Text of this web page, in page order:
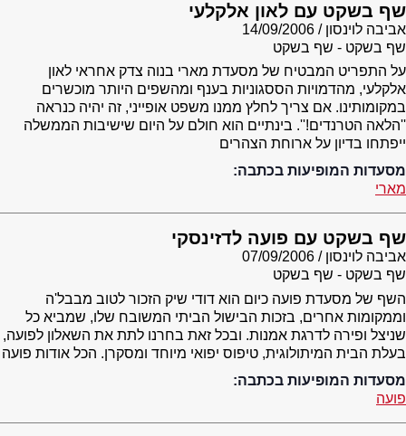
שף בשקט עם לאון אלקלעי
אביבה לוינסון
14/09/2006
שף בשקט - שף בשקט
על התפריט המבטיח של מסעדת מארי בנוה צדק אחראי לאון
אלקלעי, מהדמויות הססגוניות בענף ומהשפים היותר מוכשרים
במקומותינו. אם צריך לחלץ ממנו משפט אופייני, זה יהיה כנראה
''הלאה הטרנדים!''. בינתיים הוא חולם על היום שישיבות הממשלה
ייפתחו בדיון על ארוחת הצהרים
מסעדות המופיעות בכתבה:
מארי
שף בשקט עם פועה לדזינסקי
אביבה לוינסון
07/09/2006
שף בשקט - שף בשקט
השף של מסעדת פועה כיום הוא דודי שיק הזכור לטוב מבבל'ה
וממקומות אחרים, בזכות הבישול הביתי המשובח שלו, שמביא כל
שניצל ופירה לדרגת אמנות. ובכל זאת בחרנו לתת את השאלון לפועה,
בעלת הבית המיתולוגית, טיפוס יפואי מיוחד ומסקרן. הכל אודות פועה
מסעדות המופיעות בכתבה:
פועה